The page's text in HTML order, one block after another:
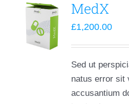
MedX
£1,200.00
Sed ut
natus error sit
accusantium